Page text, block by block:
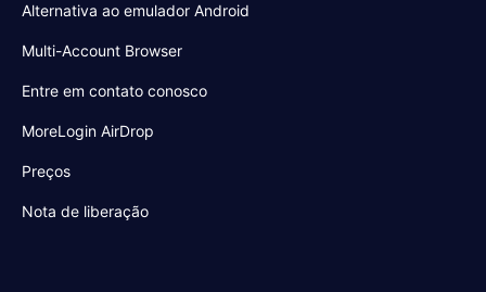
Alternativa ao emulador Android
Multi-Account Browser
Entre em contato conosco
MoreLogin AirDrop
Preços
Nota de liberação